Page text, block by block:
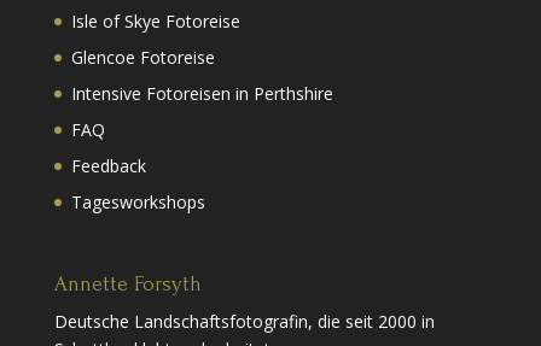
Isle of Skye Fotoreise
Glencoe Fotoreise
Intensive Fotoreisen in Perthshire
FAQ
Feedback
Tagesworkshops
Annette Forsyth
Deutsche Landschaftsfotografin, die seit 2000 in